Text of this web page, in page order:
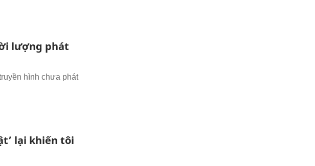
lượng phát
hình chưa phát
lại khiến tôi